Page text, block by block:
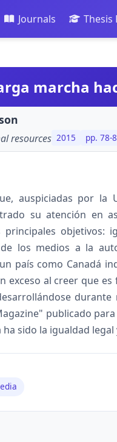
Journals Thesis
marcha
resources 2015 pp. 78-
auspiciadas por la
su atención en
principales objetivos:
los medios a la
país como Canadá
exceso al creer que
publicado
ha sido la igualdad legal